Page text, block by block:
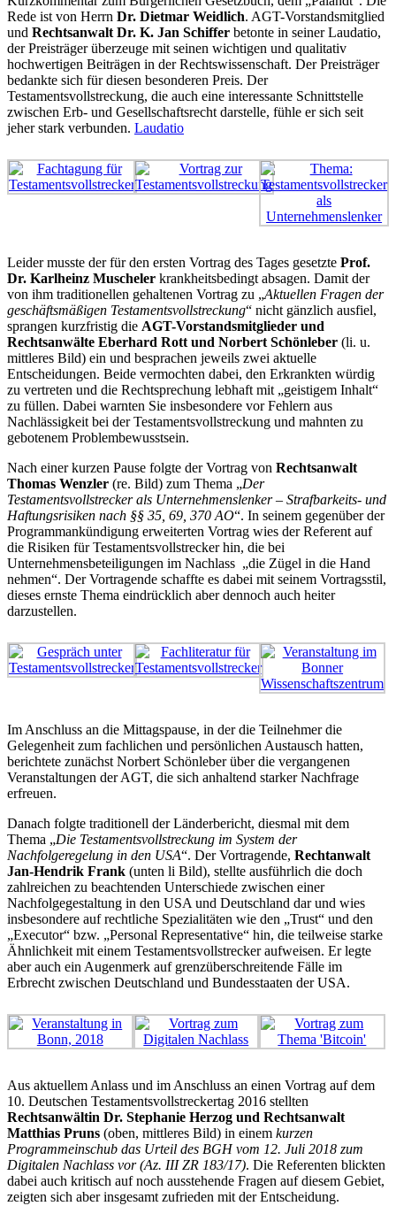
Rede ist von Herrn Dr. Dietmar Weidlich. AGT-Vorstandsmitglied
und Rechtsanwalt Dr. K. Jan Schiffer betonte in seiner Laudatio,
der Preisträger überzeuge mit seinen wichtigen und qualitativ
hochwertigen Beiträgen in der Rechtswissenschaft. Der Preisträger
bedankte sich für diesen besonderen Preis. Der
Testamentsvollstreckung, die auch eine interessante Schnittstelle
zwischen Erb- und Gesellschaftsrecht darstelle, fühle er sich seit
jeher stark verbunden. Laudatio
Leider musste der für den ersten Vortrag des Tages gesetzte Prof.
Dr. Karlheinz Muscheler krankheitsbedingt absagen. Damit der
von ihm traditionellen gehaltenen Vortrag zu „Aktuellen Fragen der
geschäftsmäßigen Testamentsvollstreckung“ nicht gänzlich ausfiel,
sprangen kurzfristig die AGT-Vorstandsmitglieder und
Rechtsanwälte Eberhard Rott und Norbert Schönleber (li. u.
mittleres Bild) ein und besprachen jeweils zwei aktuelle
Entscheidungen. Beide vermochten dabei, den Erkrankten würdig
zu vertreten und die Rechtsprechung lebhaft mit „geistigem Inhalt“
zu füllen. Dabei warnten Sie insbesondere vor Fehlern aus
Nachlässigkeit bei der Testamentsvollstreckung und mahnten zu
gebotenem Problembewusstsein.
Nach einer kurzen Pause folgte der Vortrag von Rechtsanwalt
Thomas Wenzler (re. Bild) zum Thema „Der
Testamentsvollstrecker als Unternehmenslenker – Strafbarkeits- und
Haftungsrisiken nach §§ 35, 69, 370 AO“. In seinem gegenüber der
Programmankündigung erweiterten Vortrag wies der Referent auf
die Risiken für Testamentsvollstrecker hin, die bei
Unternehmensbeteiligungen im Nachlass „die Zügel in die Hand
nehmen“. Der Vortragende schaffte es dabei mit seinem Vortragsstil,
dieses ernste Thema eindrücklich aber dennoch auch heiter
darzustellen.
Im Anschluss an die Mittagspause, in der die Teilnehmer die
Gelegenheit zum fachlichen und persönlichen Austausch hatten,
berichtete zunächst Norbert Schönleber über die vergangenen
Veranstaltungen der AGT, die sich anhaltend starker Nachfrage
erfreuen.
Danach folgte traditionell der Länderbericht, diesmal mit dem
Thema „Die Testamentsvollstreckung im System der
Nachfolgeregelung in den USA“. Der Vortragende, Rechtanwalt
Jan-Hendrik Frank (unten li Bild), stellte ausführlich die doch
zahlreichen zu beachtenden Unterschiede zwischen einer
Nachfolgegestaltung in den USA und Deutschland dar und wies
insbesondere auf rechtliche Spezialitäten wie den „Trust“ und den
„Executor“ bzw. „Personal Representative“ hin, die teilweise starke
Ähnlichkeit mit einem Testamentsvollstrecker aufweisen. Er legte
aber auch ein Augenmerk auf grenzüberschreitende Fälle im
Erbrecht zwischen Deutschland und Bundesstaaten der USA.
Aus aktuellem Anlass und im Anschluss an einen Vortrag auf dem
10. Deutschen Testamentsvollstreckertag 2016 stellten
Rechtsanwältin Dr. Stephanie Herzog und Rechtsanwalt
Matthias Pruns (oben, mittleres Bild) in einem kurzen
Programmeinschub das Urteil des BGH vom 12. Juli 2018 zum
Digitalen Nachlass vor (Az. III ZR 183/17). Die Referenten blickten
dabei auch kritisch auf noch ausstehende Fragen auf diesem Gebiet,
zeigten sich aber insgesamt zufrieden mit der Entscheidung.